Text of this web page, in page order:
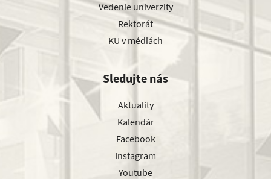
Vedenie univerzity
Rektorát
KU v médiách
Sledujte nás
Aktuality
Kalendár
Facebook
Instagram
Youtube